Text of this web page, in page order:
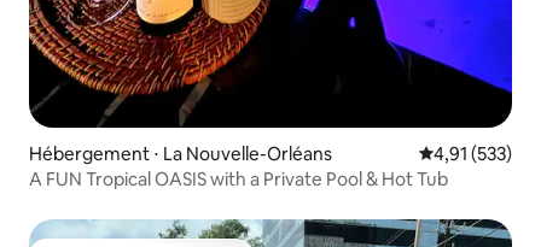
Hébergement ⋅ La Nouvelle-Orléans Évaluation
4,91 (533)
A FUN Tropical OASIS with a Private Pool & Hot Tub